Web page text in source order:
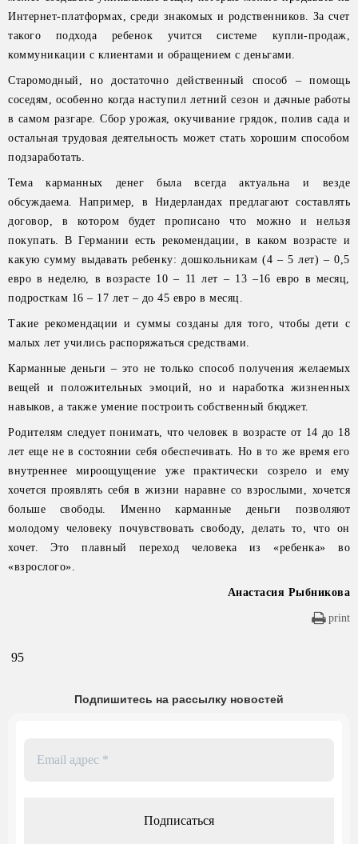
Интернет-платформах, среди знакомых и родственников. За счет
такого подхода ребенок учится системе купли-продаж,
коммуникации с клиентами и обращением с деньгами.
Старомодный, но достаточно действенный способ – помощь
соседям, особенно когда наступил летний сезон и дачные работы
в самом разгаре. Сбор урожая, окучивание грядок, полив сада и
остальная трудовая деятельность может стать хорошим способом
подзаработать.
Тема карманных денег была всегда актуальна и везде
обсуждаема. Например, в Нидерландах предлагают составлять
договор, в котором будет прописано что можно и нельзя
покупать. В Германии есть рекомендации, в каком возрасте и
какую сумму выдавать ребенку: дошкольникам (4 – 5 лет) – 0,5
евро в неделю, в возрасте 10 – 11 лет – 13 –16 евро в месяц,
подросткам 16 – 17 лет – до 45 евро в месяц.
Такие рекомендации и суммы созданы для того, чтобы дети с
малых лет учились распоряжаться средствами.
Карманные деньги – это не только способ получения желаемых
вещей и положительных эмоций, но и наработка жизненных
навыков, а также умение построить собственный бюджет.
Родителям следует понимать, что человек в возрасте от 14 до 18
лет еще не в состоянии себя обеспечивать. Но в то же время его
внутреннее мироощущение уже практически созрело и ему
хочется проявлять себя в жизни наравне со взрослыми, хочется
больше свободы. Именно карманные деньги позволяют
молодому человеку почувствовать свободу, делать то, что он
хочет. Это плавный переход человека из «ребенка» во
«взрослого».
Анастасия Рыбникова
print
95
Подпишитесь на рассылку новостей